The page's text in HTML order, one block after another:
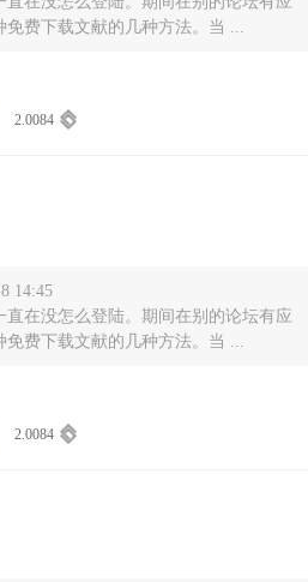
费下载文献的几种方法。当 ...
2.0084
14:45
直在没怎么登陆。期间在别的论坛有应
费下载文献的几种方法。当 ...
2.0084